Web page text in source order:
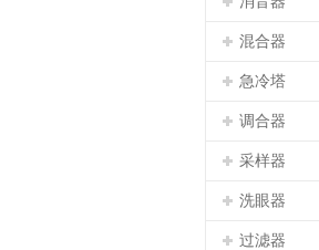
混合器
急冷塔
调合器
采样器
洗眼器
过滤器